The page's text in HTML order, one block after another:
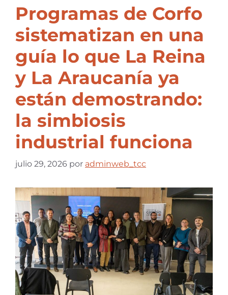
Programas de Corfo
sistematizan en una
guía lo que La Reina
y La Araucanía ya
están demostrando:
la simbiosis
industrial funciona
julio 29, 2026 por adminweb_tcc